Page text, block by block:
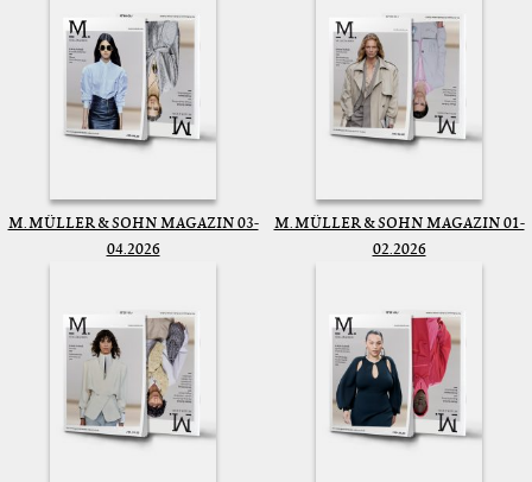
M. MÜLLER & SOHN MAGAZIN 03-
04.2026
M. MÜLLER & SOHN MAGAZIN 01-
02.2026